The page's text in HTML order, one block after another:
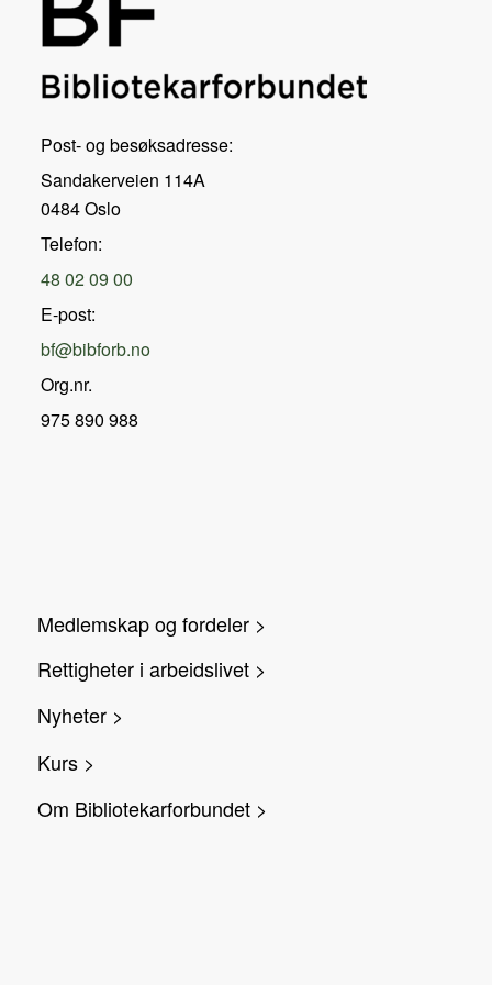
Post- og besøksadresse:
Sandakerveien 114A
0484 Oslo
Telefon:
48 02 09 00
E-post:
bf@bibforb.no
Org.nr.
975 890 988
Medlemskap og fordeler >
Rettigheter i arbeidslivet >
Nyheter >
Kurs >
Om Bibliotekarforbundet >